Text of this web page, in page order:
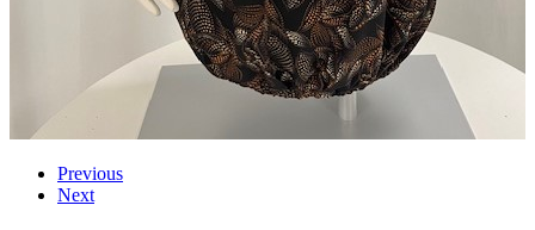
Previous
Next